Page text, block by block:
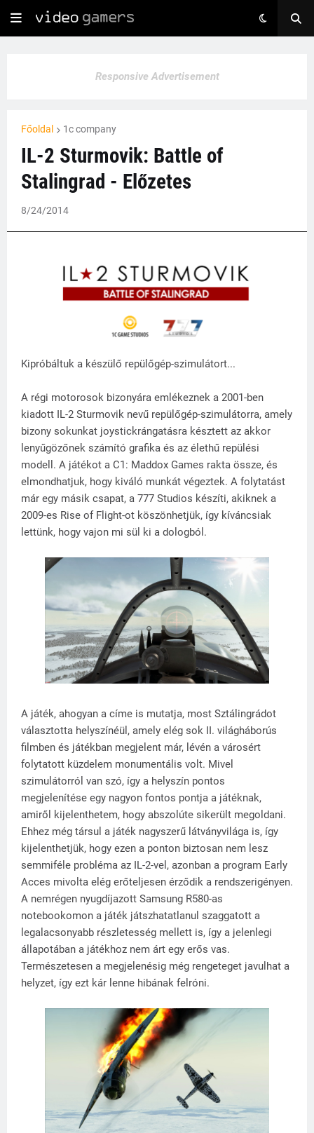
Responsive Advertisement
Főoldal 1c company
IL-2 Sturmovik: Battle of
Stalingrad - Előzetes
8/24/2014
Kipróbáltuk a készülő repülőgép-szimulátort...
A régi motorosok bizonyára emlékeznek a 2001-ben
kiadott IL-2 Sturmovik nevű repülőgép-szimulátorra, amely
bizony sokunkat joystickrángatásra késztett az akkor
lenyűgözőnek számító grafika és az élethű repülési
modell. A játékot a C1: Maddox Games rakta össze, és
elmondhatjuk, hogy kiváló munkát végeztek. A folytatást
már egy másik csapat, a 777 Studios készíti, akiknek a
2009-es Rise of Flight-ot köszönhetjük, így kíváncsiak
lettünk, hogy vajon mi sül ki a dologból.
A játék, ahogyan a címe is mutatja, most Sztálingrádot
választotta helyszínéül, amely elég sok II. világháborús
filmben és játékban megjelent már, lévén a városért
folytatott küzdelem monumentális volt. Mivel
szimulátorról van szó, így a helyszín pontos
megjelenítése egy nagyon fontos pontja a játéknak,
amiről kijelenthetem, hogy abszolúte sikerült megoldani.
Ehhez még társul a játék nagyszerű látványvilága is, így
kijelenthetjük, hogy ezen a ponton biztosan nem lesz
semmiféle probléma az IL-2-vel, azonban a program Early
Acces mivolta elég erőteljesen érződik a rendszerigényen.
A nemrégen nyugdíjazott Samsung R580-as
notebookomon a játék játszhatatlanul szaggatott a
legalacsonyabb részletesség mellett is, így a jelenlegi
állapotában a játékhoz nem árt egy erős vas.
Természetesen a megjelenésig még rengeteget javulhat a
helyzet, így ezt kár lenne hibának felróni.